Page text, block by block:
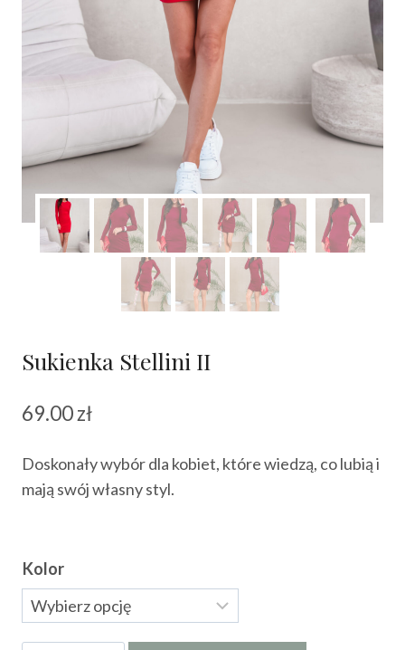
Sukienka Stellini II
69.00zł
Doskonały wybór dla kobiet, które wiedzą, co lubią i
mają swój własny styl.
Kolor